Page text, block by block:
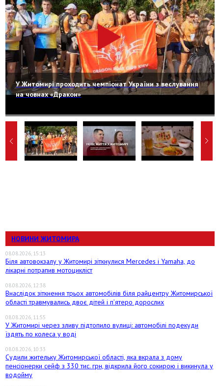
У Житомирі проходить чемпіонат України з веслування
на човнах «Дракон»
НОВИНИ ЖИТОМИРА
08.08.2026, 15:13
Біля автовокзалу у Житомирі зіткнулися Mercedes і Yamaha, до
лікарні потрапив мотоцикліст
08.08.2026, 12:38
Внаслідок зіткнення трьох автомобілів біля райцентру Житомирської
області травмувались двоє дітей і пʼятеро дорослих
08.08.2026, 11:55
У Житомирі через зливу підтопило вулиці: автомобілі подекуди
їздять по колеса у воді
08.08.2026, 10:33
Судили жительку Житомирської області, яка вкрала з дому
пенсіонерки сейф з 330 тис. грн, відкрила його сокирою і викинула у
водойму